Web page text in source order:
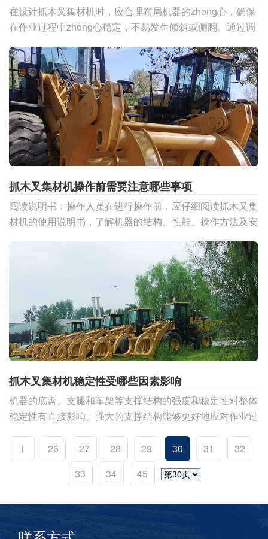
在设计抓木叉集材机时，应合理布局机器的zhong心，确保
在作业过程中zhong心稳定，不易发生倾斜或侧翻。通过调
抓木叉集材机操作前需要注意哪些事项
阅读说明书：操作人员在进行操作前，应仔细阅读抓木叉集
材机的使用说明书，了解机器的结构、性能、操作方法及安
抓木叉集材机稳定性受哪些因素影响
机器的底盘、支腿和车架等支撑结构的强度和稳定性对整体
稳定性有直接影响。强大的支撑结构能够更好地应对作业过
1
26 27 28 29 30 31
32
33
34 45